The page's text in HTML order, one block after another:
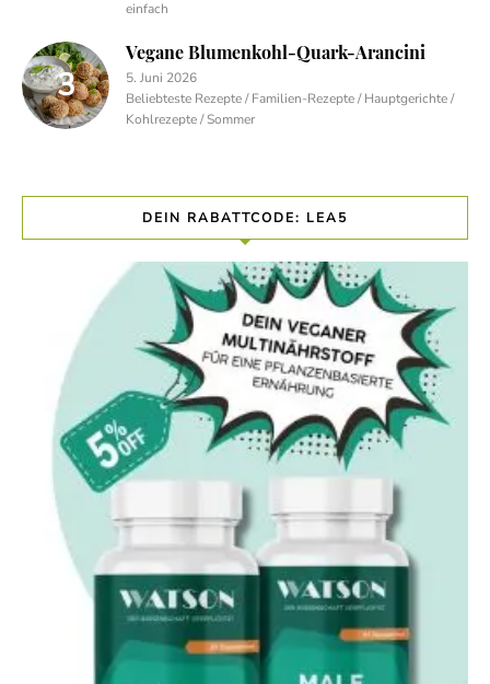
einfach
Vegane Blumenkohl-Quark-Arancini
5. Juni 2026
Beliebteste Rezepte / Familien-Rezepte / Hauptgerichte /
Kohlrezepte / Sommer
DEIN RABATTCODE: LEA5